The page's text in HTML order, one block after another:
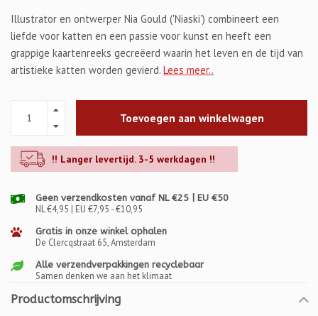
Illustrator en ontwerper Nia Gould ('Niaski') combineert een
liefde voor katten en een passie voor kunst en heeft een
grappige kaartenreeks gecreëerd waarin het leven en de tijd van
artistieke katten worden gevierd. Lees meer..
Toevoegen aan winkelwagen
!! Langer levertijd. 3-5 werkdagen !!
Geen verzendkosten vanaf NL €25 | EU €50
NL €4,95 | EU €7,95 - €10,95
Gratis in onze winkel ophalen
De Clercqstraat 65, Amsterdam
Alle verzendverpakkingen recyclebaar
Samen denken we aan het klimaat
Productomschrijving